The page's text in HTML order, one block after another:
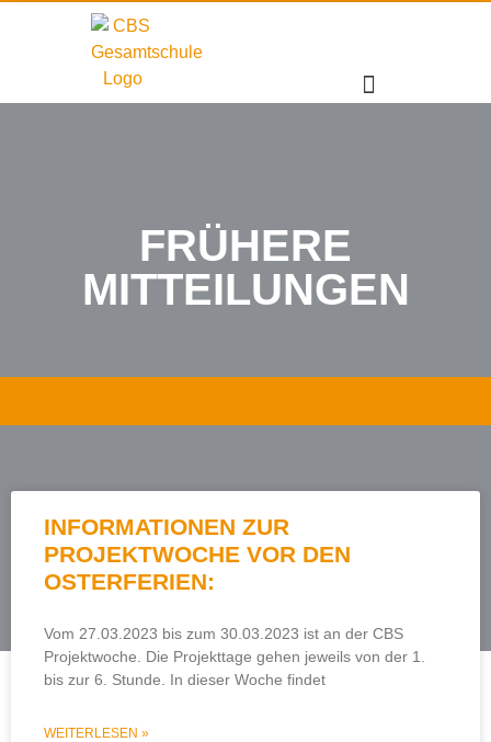
FRÜHERE
MITTEILUNGEN
INFORMATIONEN ZUR
PROJEKTWOCHE VOR DEN
OSTERFERIEN:
Vom 27.03.2023 bis zum 30.03.2023 ist an der CBS
Projektwoche. Die Projekttage gehen jeweils von der 1.
bis zur 6. Stunde. In dieser Woche findet
WEITERLESEN »